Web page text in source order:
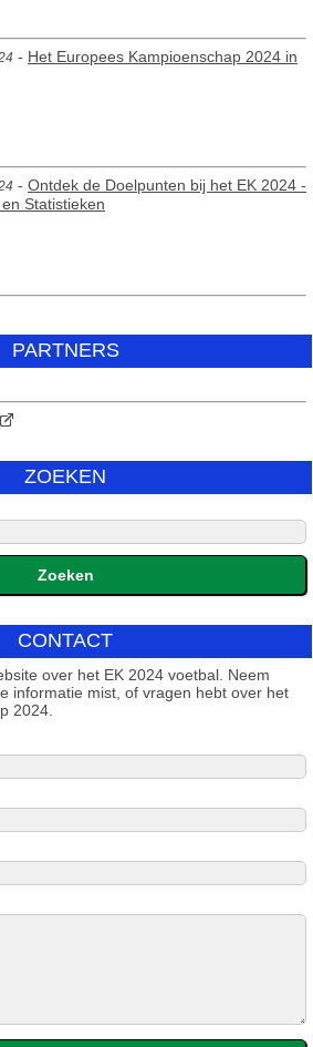
- Het Europees Kampioenschap 2024 in
- Ontdek de Doelpunten bij het EK 2024 -
Statistieken
PARTNERS
ZOEKEN
CONTACT
over het EK 2024 voetbal. Neem
informatie mist, of vragen hebt over het
2024.